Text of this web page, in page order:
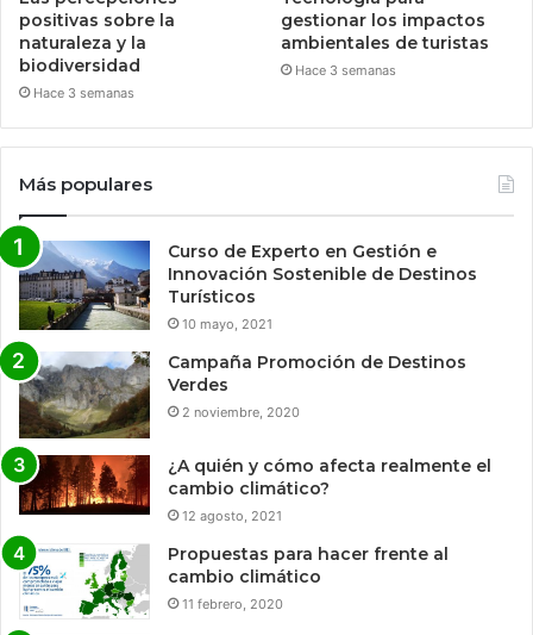
positivas sobre la
naturaleza y la
biodiversidad
Hace 3 semanas
gestionar los impactos
ambientales de turistas
Hace 3 semanas
Más populares
Curso de Experto en Gestión e
Innovación Sostenible de Destinos
Turísticos
10 mayo, 2021
Campaña Promoción de Destinos
Verdes
2 noviembre, 2020
¿A quién y cómo afecta realmente el
cambio climático?
12 agosto, 2021
Propuestas para hacer frente al
cambio climático
11 febrero, 2020